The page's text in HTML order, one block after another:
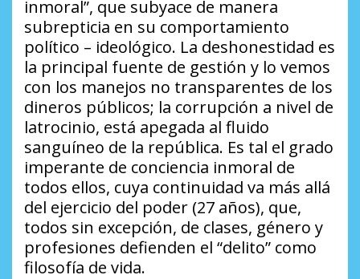
inmoral”, que subyace de manera
subrepticia en su comportamiento
político – ideológico. La deshonestidad es
la principal fuente de gestión y lo vemos
con los manejos no transparentes de los
dineros públicos; la corrupción a nivel de
latrocinio, está apegada al fluido
sanguíneo de la república. Es tal el grado
imperante de conciencia inmoral de
todos ellos, cuya continuidad va más allá
del ejercicio del poder (27 años), que,
todos sin excepción, de clases, género y
profesiones defienden el “delito” como
filosofía de vida.